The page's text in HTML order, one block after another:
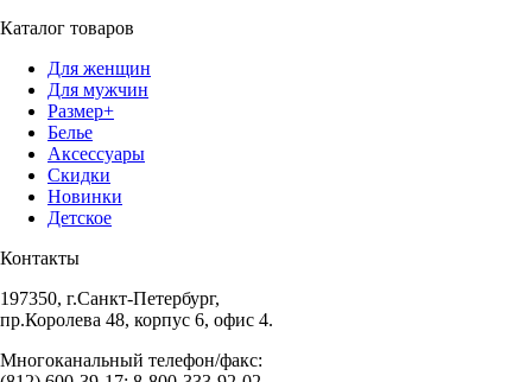
Каталог товаров
Для женщин
Для мужчин
Размер+
Белье
Аксессуары
Скидки
Новинки
Детское
Контакты
197350, г.Санкт-Петербург,
пр.Королева 48, корпус 6, офис 4.
Многоканальный телефон/факс: